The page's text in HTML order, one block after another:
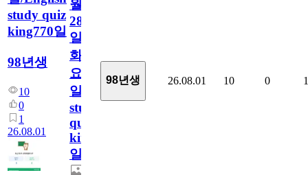
study quiz
king770일
98년생
10
0
1
26.08.01
월
28
일
화
요
일/English
study
quiz
king770
일
98년생 26.08.01 10 0 1